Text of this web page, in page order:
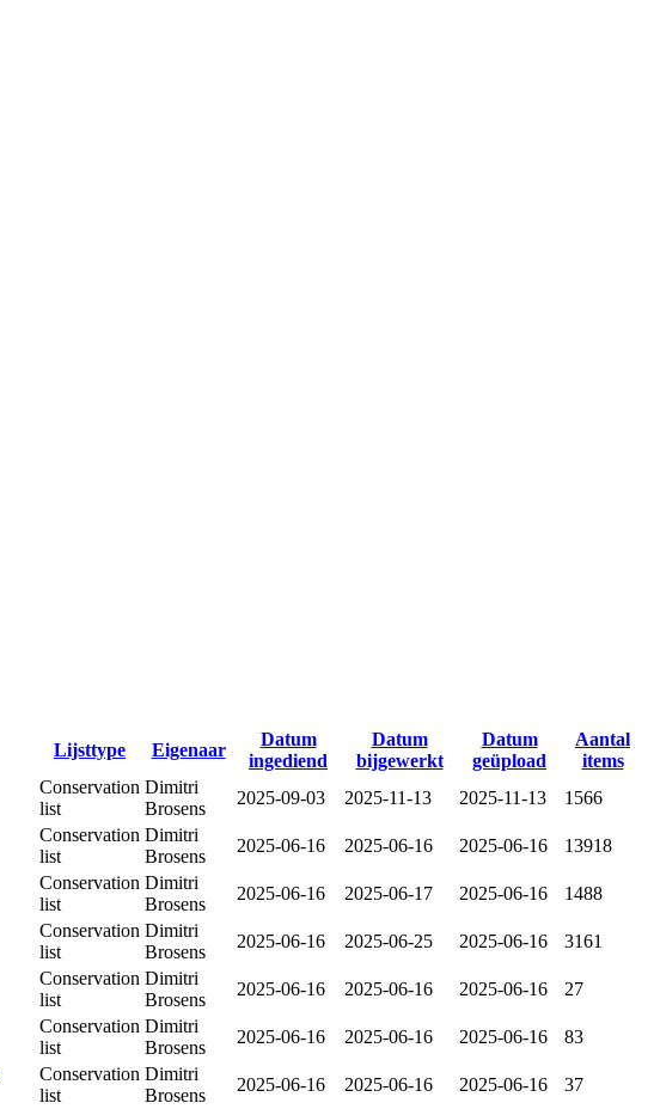
Lijsttype Eigenaar
Datum
ingediend
Datum
bijgewerkt
Datum
geüpload
Aantal
items
Conservation
list
Dimitri
Brosens
2025-09-03 2025-11-13 2025-11-13 1566
Conservation
list
Dimitri
Brosens
2025-06-16 2025-06-16 2025-06-16 13918
Conservation
list
Dimitri
Brosens
2025-06-16 2025-06-17 2025-06-16 1488
Conservation
list
Dimitri
Brosens
2025-06-16 2025-06-25 2025-06-16 3161
Conservation
list
Dimitri
Brosens
2025-06-16 2025-06-16 2025-06-16 27
Conservation
list
Dimitri
Brosens
2025-06-16 2025-06-16 2025-06-16
83
Conservation
list
Dimitri
Brosens
2025-06-16 2025-06-16 2025-06-16 37